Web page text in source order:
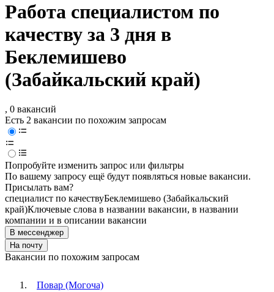
Работа специалистом по
качеству за 3 дня в
Беклемишево
(Забайкальский край)
, 0 вакансий
Есть 2 вакансии по похожим запросам
Попробуйте изменить запрос или фильтры
По вашему запросу ещё будут появляться новые вакансии.
Присылать вам?
специалист по качествуБеклемишево (Забайкальский
край)Ключевые слова в названии вакансии, в названии
компании и в описании вакансии
В мессенджер
На почту
Вакансии по похожим запросам
Повар (Могоча)